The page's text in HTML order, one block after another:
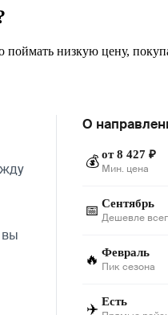
низкую цену,
О
💰 от 8 427 ₽
Мин. цена
📅 Сентябрь
Дешевле
🔥 Февраль
Пик сезона
✈️ Есть